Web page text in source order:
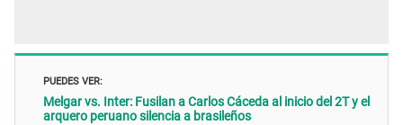
PUEDES VER:
Melgar vs. Inter: Fusilan a Carlos Cáceda al inicio del 2T y el
arquero peruano silencia a brasileños